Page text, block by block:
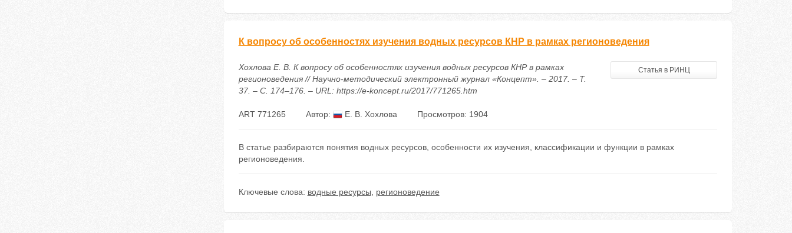
К вопросу об особенностях изучения водных ресурсов КНР в рамках регионоведения
Хохлова Е. В. К вопросу об особенностях изучения водных ресурсов КНР в рамках
регионоведения // Научно-методический электронный журнал «Концепт». – 2017. – Т.
37. – С. 174–176. – URL: https://e-koncept.ru/2017/771265.htm
Статья в РИНЦ
ART 771265 Автор: Е. В. Хохлова Просмотров: 1904
В статье разбираются понятия водных ресурсов, особенности их изучения, классификации и функции в рамках
регионоведения.
Ключевые слова: водные ресурсы регионоведение